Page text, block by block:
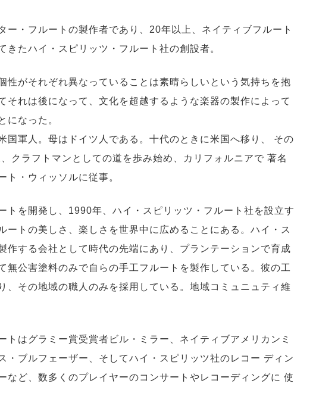
ー・フルートの製作者であり、20年以上、ネイティブフルート
きたハイ・スピリッツ・フルート社の創設者。
性がそれぞれ異なっていることは素晴らしいという気持ちを抱
それは後になって、文化を超越するような楽器の製作によって
になった。
国軍人。母はドイツ人である。十代のときに米国へ移り、 その
クラフトマンとしての道を歩み始め、カリフォルニアで 著名
ト・ウィッソルに従事。
トを開発し、1990年、ハイ・スピリッツ・フルート社を設立す
ートの美しさ、楽しさを世界中に広めることにある。ハイ・ス
作する会社として時代の先端にあり、プランテーションで育成
無公害塗料のみで自らの手工フルートを製作している。彼の工
、その地域の職人のみを採用している。地域コミュニュティ維
トはグラミー賞受賞者ビル・ミラー、ネイティブアメリカンミ
・ブルフェーザー、そしてハイ・スピリッツ社のレコー ディン
など、数多くのプレイヤーのコンサートやレコーディングに 使